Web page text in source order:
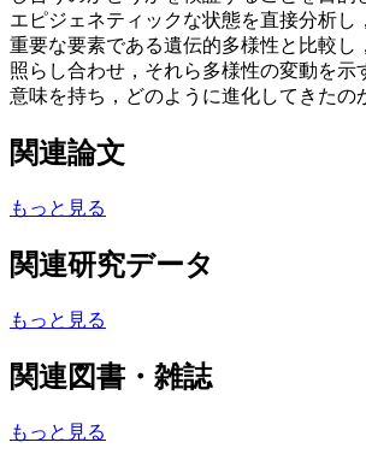
エピジェネティックな状態を直接分析し
重要な要素である遺伝的多様性と比較し
照らし合わせ，それら多様性の変動を示
意味を持ち，どのように進化してきたの
関連論文
もっと見る
関連研究データ
もっと見る
関連図書・雑誌
もっと見る